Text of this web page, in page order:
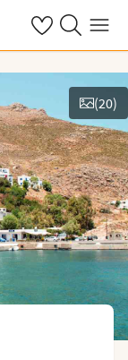
Se dine gemte
Søg påMenu
(20)